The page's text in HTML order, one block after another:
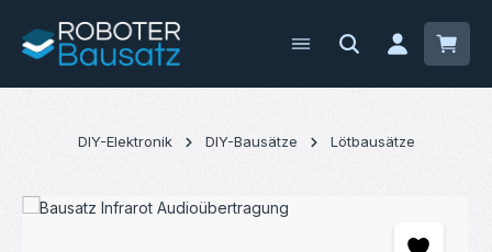
Zum Hauptinhalt springen
DIY-Elektronik DIY-Bausätze Lötbausätze
Bildergalerie überspringen